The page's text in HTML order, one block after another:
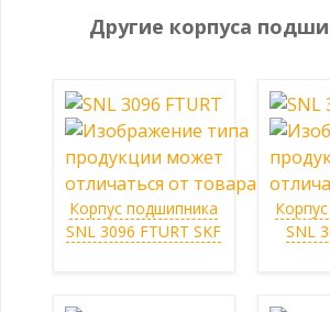
Другие корпуса
Корпус подшипника
SNL 3096 FTURT SKF
SNL